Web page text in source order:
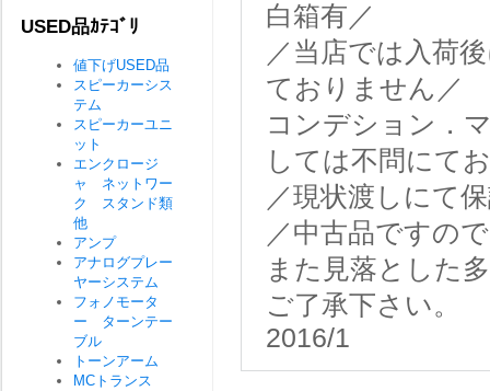
白箱有／
／当店では入荷
ておりません／
コンデション．
しては不問にて
／現状渡しにて
／中古品ですの
また見落とした
ご了承下さい。
2016/1
USED品ｶﾃｺﾞﾘ
値下げUSED品
スピーカーシス
テム
スピーカーユニ
ット
エンクロージ
ャ ネットワー
ク スタンド類
他
アンプ
アナログプレー
ヤーシステム
フォノモータ
ー ターンテー
ブル
トーンアーム
MCトランス